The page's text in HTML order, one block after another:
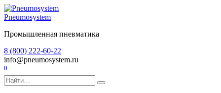
Перейти
к
Pneumosystem
Промышленная пневматика
8 (800) 222-60-22
info@pneumosystem.ru
0
Search
for: